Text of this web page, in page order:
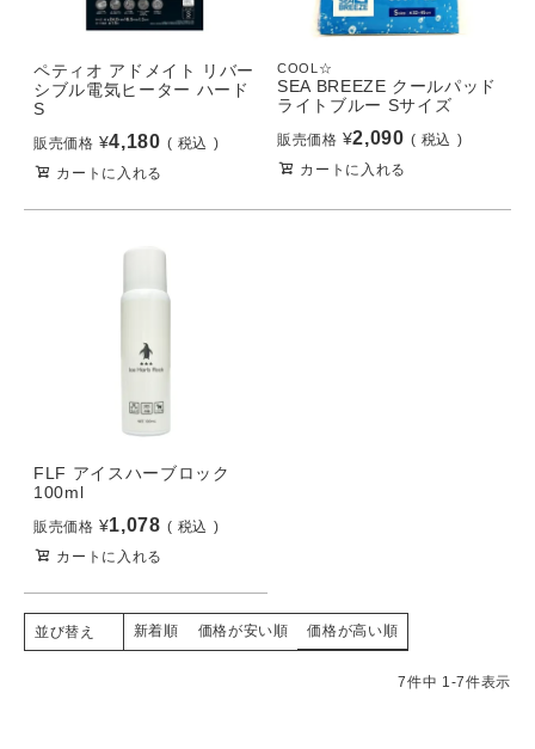
ペティオ アドメイト リバー
シブル電気ヒーター ハード
S
販売価格 ¥4,180
税込
カートに入れる
COOL☆
SEA BREEZE クールパッド
ライトブルー Sサイズ
販売価格 ¥2,090
税込
カートに入れる
FLF アイスハーブロック
100ml
販売価格 ¥1,078
税込
カートに入れる
並び替え 新着順 価格が安い順 価格が高い順
7件中 1-7件表示